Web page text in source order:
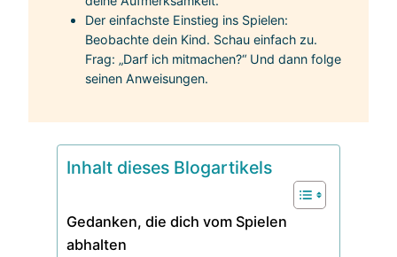
Der einfachste Einstieg ins Spielen:
Beobachte dein Kind. Schau einfach zu.
Frag: „Darf ich mitmachen?“ Und dann folge
seinen Anweisungen.
Inhalt dieses Blogartikels
Gedanken, die dich vom Spielen
abhalten